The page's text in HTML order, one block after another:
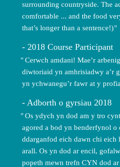
surrounding countryside. The
comfortable ... and the food
that’s longer than a sentence!)
2018 Course Participant
Cerwch amdani! Mae’r
diwtoriaid yn amhrisiadwy a’r
yn ychwanegu’r fawr at y
Adborth o gyrsiau 2018
Os ydych yn dod am y tro
agored a bod yn benderfynol
ddarganfod eich dawn chi eich
arall. Os yn dod ar encil,
popeth mewn trefn CYN dod